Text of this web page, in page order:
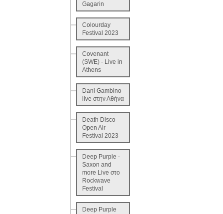
Gagarin
Colourday
Festival 2023
Covenant
(SWE) - Live in
Athens
Dani Gambino
live στην Αθήνα
Death Disco
Open Air
Festival 2023
Deep Purple -
Saxon and
more Live στο
Rockwave
Festival
Deep Purple